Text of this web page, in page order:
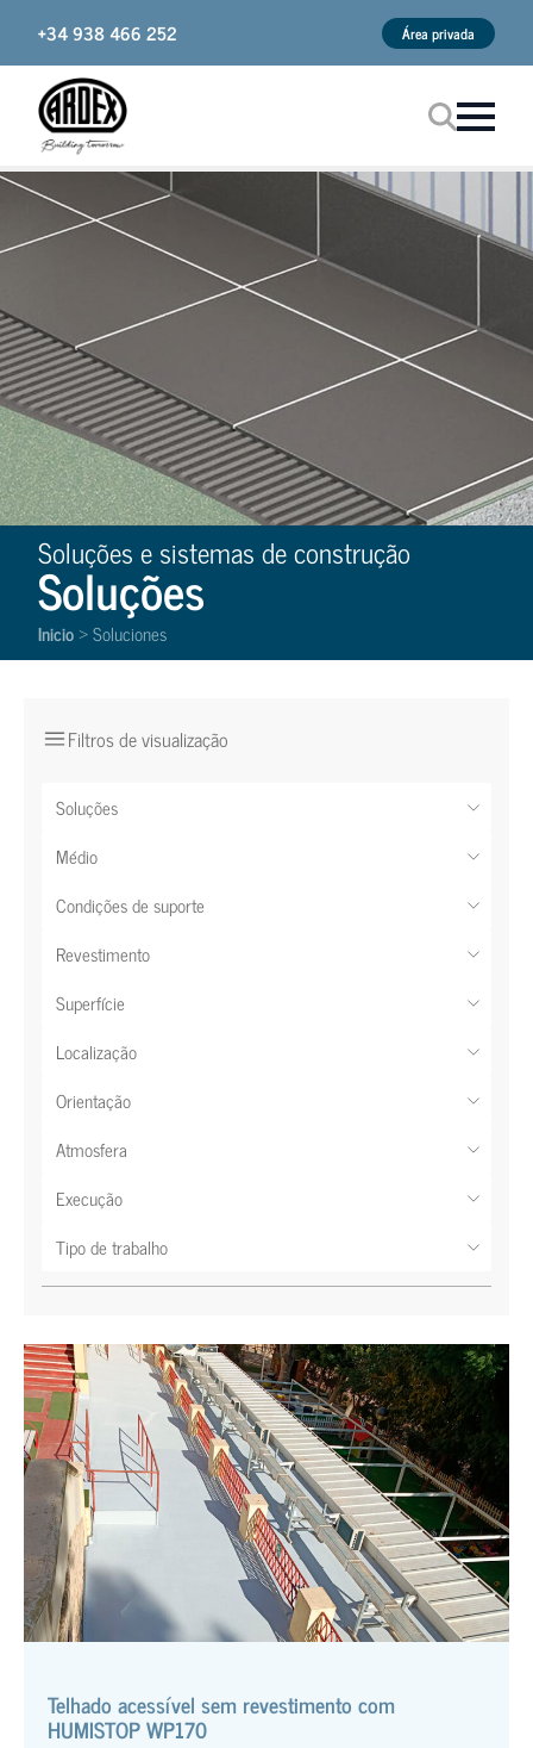
+34 938 466 252 Área privada
Soluções e sistemas de construção
Soluções
Inicio > Soluciones
Filtros de visualização
Soluções
Médio
Condições de suporte
Revestimento
Superfície
Localização
Orientação
Atmosfera
Execução
Tipo de trabalho
Indústria
Obras civis
Telhado acessível sem revestimento com
HUMISTOP WP170